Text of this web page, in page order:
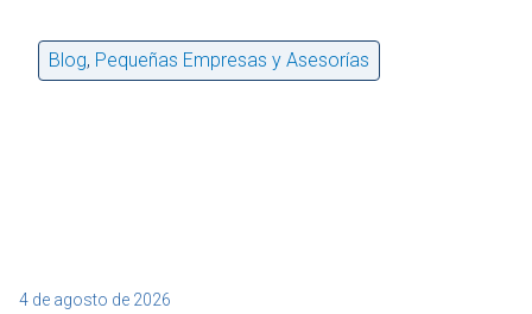
Blog, Pequeñas Empresas y Asesorías
4 de agosto de 2026